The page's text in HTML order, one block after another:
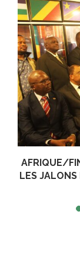
AFRIQUE/
LES JALONS